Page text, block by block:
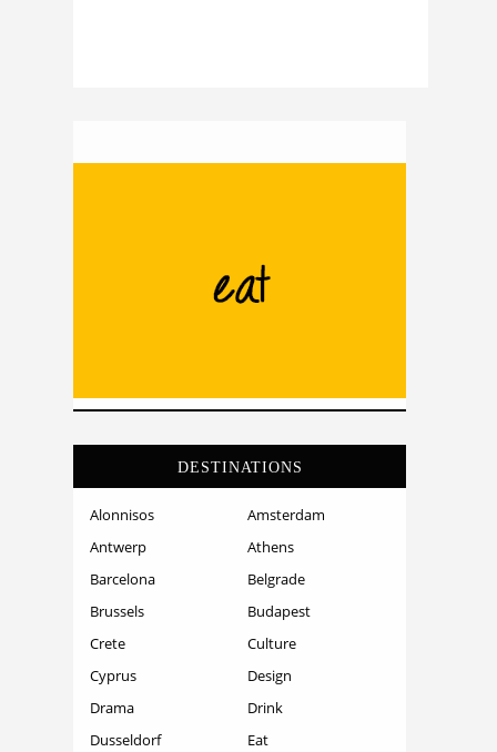
DESTINATIONS
Alonnisos
Amsterdam
Antwerp
Athens
Barcelona
Belgrade
Brussels
Budapest
Crete
Culture
Cyprus
Design
Drama
Drink
Dusseldorf
Eat